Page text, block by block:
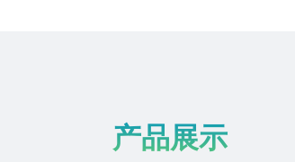
产品展示